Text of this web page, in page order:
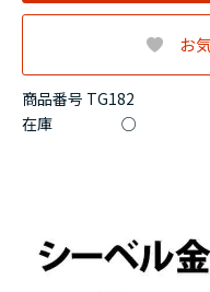
商品番号 TG182
在庫 ○
お